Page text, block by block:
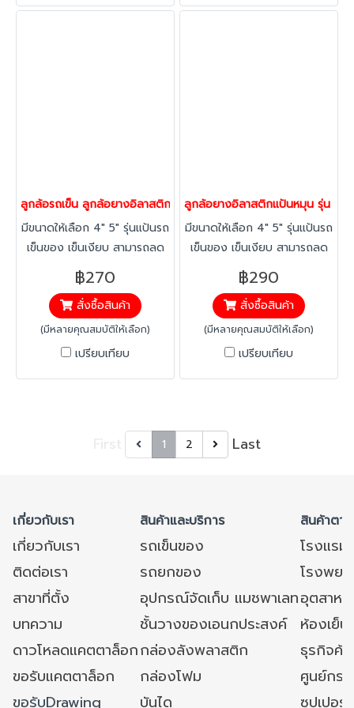
ลูกล้อรถเข็น ลูกล้อยางอิลาสติกแป้นตายรุ่นแป้นรถเข็น อะไหล่ล้อรถเข็
มีขนาดให้เลือก 4" 5" รุ่นแป้นรถ
เข็นของ เข็นเงียบ สามารถลด
เสียงได้มากกว่า 40% >แข็ง
แรง รุ่นขา แข็งแรงรับน้ำหนักได้
มาก > เข็นนุ่ม ทนทานไม่แตก
ด้วยลูกปืนตลับคู่
฿270
สั่งซื้อสินค้า
(มีหลายคุณสมบัติให้เลือก)
เปรียบเทียบ
ลูกล้อยางอิลาสติกแป้นหมุน รุ่น แป้
มีขนาดให้เลือก 4" 5" รุ่นแป้นรถ
เข็นของ เข็นเงียบ สามารถลด
เสียงได้มากกว่า 40% >แข็ง
แรง รุ่นขา แข็งแรงรับน้ำหนักได้
มาก > เข็นนุ่ม ทนทานไม่แตก
ด้วยลูกปืนตลับคู่
฿290
สั่งซื้อสินค้า
(มีหลายคุณสมบัติให้เลือก)
เปรียบเทียบ
1 2 Last
เกี่ยวกับเรา สินค้าและบริการ สินค้าตา
เกี่ยวกับเรา รถเข็นของ
โรงแร
ติดต่อเรา
รถยกของ
โรงพย
สาขาที่ตั้ง
อุปกรณ์จัดเก็บ แมชพาเลทอุตสาหก
บทความ
ชั้นวางของเอนกประสงค์
ห้องเย็
ดาวโหลดแคตตาล็อกกล่องลังพลาสติก
ธุรกิจค้
ขอรับแคตตาล็อก
กล่องโฟม
ศูนย์กร
ขอรับDrawing
บันได
ซุปเปอ